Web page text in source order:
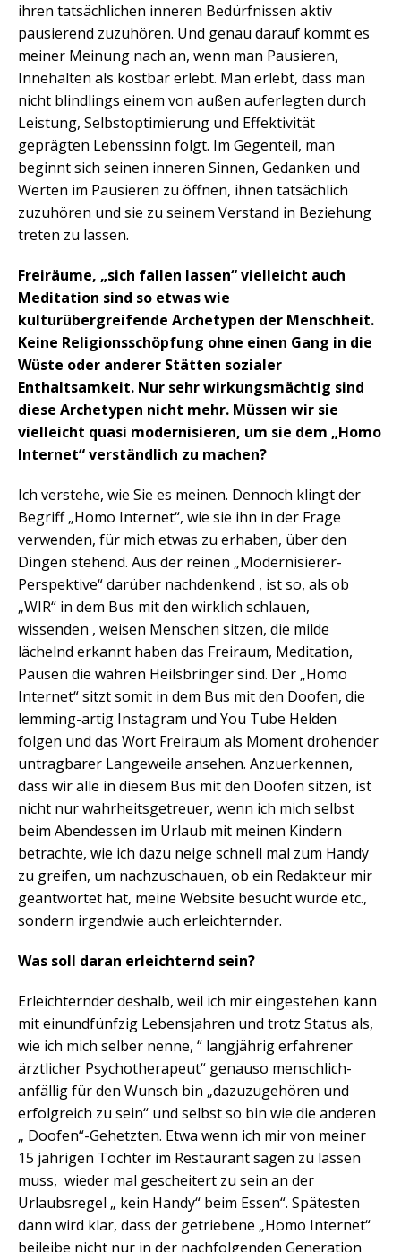
ihren tatsächlichen inneren Bedürfnissen aktiv
pausierend zuzuhören. Und genau darauf kommt es
meiner Meinung nach an, wenn man Pausieren,
Innehalten als kostbar erlebt. Man erlebt, dass man
nicht blindlings einem von außen auferlegten durch
Leistung, Selbstoptimierung und Effektivität
geprägten Lebenssinn folgt. Im Gegenteil, man
beginnt sich seinen inneren Sinnen, Gedanken und
Werten im Pausieren zu öffnen, ihnen tatsächlich
zuzuhören und sie zu seinem Verstand in Beziehung
treten zu lassen.
Freiräume, „sich fallen lassen“ vielleicht auch
Meditation sind so etwas wie
kulturübergreifende Archetypen der Menschheit.
Keine Religionsschöpfung ohne einen Gang in die
Wüste oder anderer Stätten sozialer
Enthaltsamkeit. Nur sehr wirkungsmächtig sind
diese Archetypen nicht mehr. Müssen wir sie
vielleicht quasi modernisieren, um sie dem „Homo
Internet“ verständlich zu machen?
Ich verstehe, wie Sie es meinen. Dennoch klingt der
Begriff „Homo Internet“, wie sie ihn in der Frage
verwenden, für mich etwas zu erhaben, über den
Dingen stehend. Aus der reinen „Modernisierer-
Perspektive“ darüber nachdenkend , ist so, als ob
„WIR“ in dem Bus mit den wirklich schlauen,
wissenden , weisen Menschen sitzen, die milde
lächelnd erkannt haben das Freiraum, Meditation,
Pausen die wahren Heilsbringer sind. Der „Homo
Internet“ sitzt somit in dem Bus mit den Doofen, die
lemming-artig Instagram und You Tube Helden
folgen und das Wort Freiraum als Moment drohender
untragbarer Langeweile ansehen. Anzuerkennen,
dass wir alle in diesem Bus mit den Doofen sitzen, ist
nicht nur wahrheitsgetreuer, wenn ich mich selbst
beim Abendessen im Urlaub mit meinen Kindern
betrachte, wie ich dazu neige schnell mal zum Handy
zu greifen, um nachzuschauen, ob ein Redakteur mir
geantwortet hat, meine Website besucht wurde etc.,
sondern irgendwie auch erleichternder.
Was soll daran erleichternd sein?
Erleichternder deshalb, weil ich mir eingestehen kann
mit einundfünfzig Lebensjahren und trotz Status als,
wie ich mich selber nenne, “ langjährig erfahrener
ärztlicher Psychotherapeut“ genauso menschlich-
anfällig für den Wunsch bin „dazuzugehören und
erfolgreich zu sein“ und selbst so bin wie die anderen
„ Doofen“-Gehetzten. Etwa wenn ich mir von meiner
15 jährigen Tochter im Restaurant sagen zu lassen
muss, wieder mal gescheitert zu sein an der
Urlaubsregel „ kein Handy“ beim Essen“. Spätesten
dann wird klar, dass der getriebene „Homo Internet“
beileibe nicht nur in der nachfolgenden Generation